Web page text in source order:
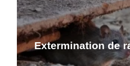
Extermination de